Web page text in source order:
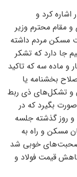
اشاره کرد و
مقام محترم وزیر
مسکن مردم داشته
جا دارد که تشکر
و ماده سه که تاکید
بخشنامه یا
و تشکل‌های ذی ربط
بگیرد که در
و روز گذشته جلسه
مسکن و راه به
صحبت‌های خوبی شد
قیمت فولاد و